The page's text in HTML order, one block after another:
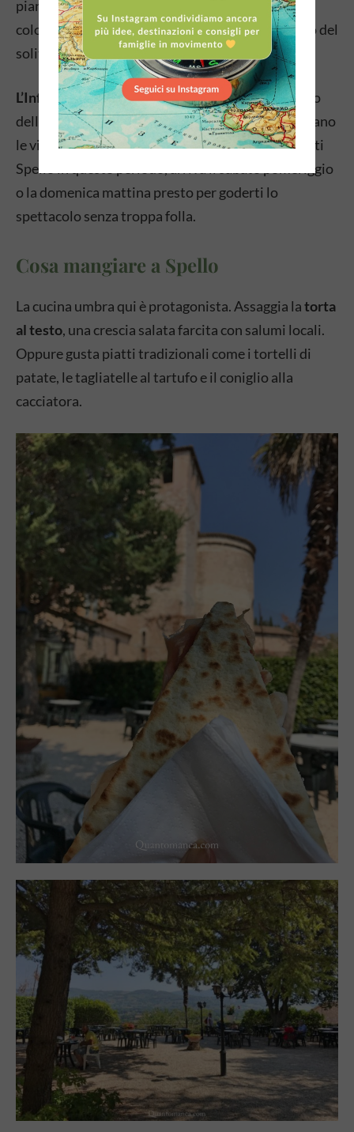
piante e composizioni creative — un’esplosione di
colori che rende ogni vicolo ancora più fotogenico del
solito.
L’Infiorata del Corpus Dominiè l’evento più atteso
dell’anno: tappeti floreali realizzati a mano decorano
le vie del centro storico per la processione. Se visiti
Spello in questo periodo, arriva il sabato pomeriggio
o la domenica mattina presto per goderti lo
spettacolo senza troppa folla.
Cosa mangiare a Spello
La cucina umbra qui è protagonista. Assaggia latorta
al testo, una crescia salata farcita con salumi locali.
Oppure gusta piatti tradizionali come i tortelli di
patate, le tagliatelle al tartufo e il coniglio alla
cacciatora.